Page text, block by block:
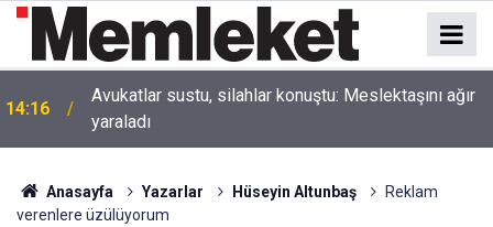
14:16
Avukatlar sustu, silahlar konuştu: Meslektaşını ağır
yaraladı
Anasayfa Yazarlar Hüseyin Altunbaş
Reklam
verenlere üzülüyorum